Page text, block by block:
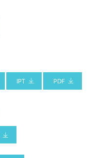
IPT PDF